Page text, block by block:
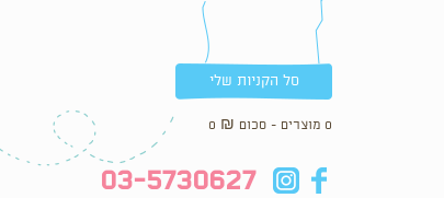
סל הקניות שלי
0 מוצרים - סכום 0 ₪
fb
in
03-5730627